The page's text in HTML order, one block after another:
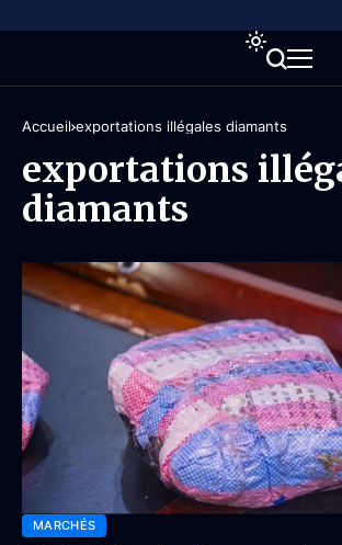
Accueil exportations illégales diamants
exportations
diamants
MARCHÉS